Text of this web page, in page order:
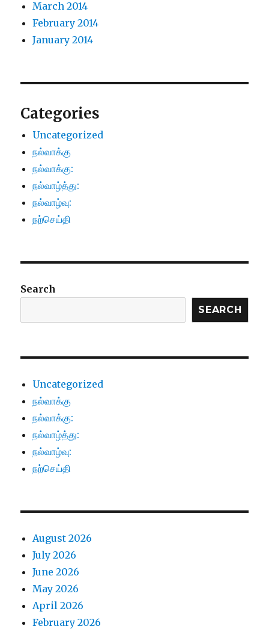
March 2014
February 2014
January 2014
Categories
Uncategorized
நல்வாக்கு
நல்வாக்கு:
நல்வாழ்த்து:
நல்வாழ்வு:
நற்செய்தி
Search
SEARCH
Uncategorized
நல்வாக்கு
நல்வாக்கு:
நல்வாழ்த்து:
நல்வாழ்வு:
நற்செய்தி
August 2026
July 2026
June 2026
May 2026
April 2026
February 2026